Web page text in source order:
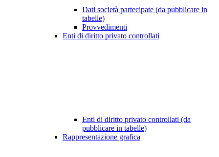
Dati società partecipate (da pubblicare in
tabelle)
Provvedimenti
Enti di diritto privato controllati
Enti di diritto privato controllati (da
pubblicare in tabelle)
Rappresentazione grafica